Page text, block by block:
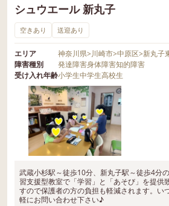
シュウエール 新丸子
空きあり 送迎あり
エリア 神奈川県>川崎市>中原区>新丸子
障害種別
発達障害身体障害知的障害
受け入れ年齢小学生中学生高校生
武蔵小杉駅～徒歩10分、新丸子駅～徒歩4分
習支援型教室で「学習」と「あそび」を提供
すので保護者の方の負担も軽減されます。い
軽にお問い合わせ下さい♪